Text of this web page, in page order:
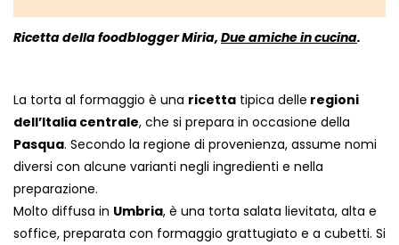
Ricetta della foodblogger Miria, Due amiche in cucina.
La torta al formaggio è una ricetta tipica delle regioni
dell’Italia centrale, che si prepara in occasione della
Pasqua. Secondo la regione di provenienza, assume nomi
diversi con alcune varianti negli ingredienti e nella
preparazione.
Molto diffusa in Umbria, è una torta salata lievitata, alta e
soffice, preparata con formaggio grattugiato e a cubetti. Si